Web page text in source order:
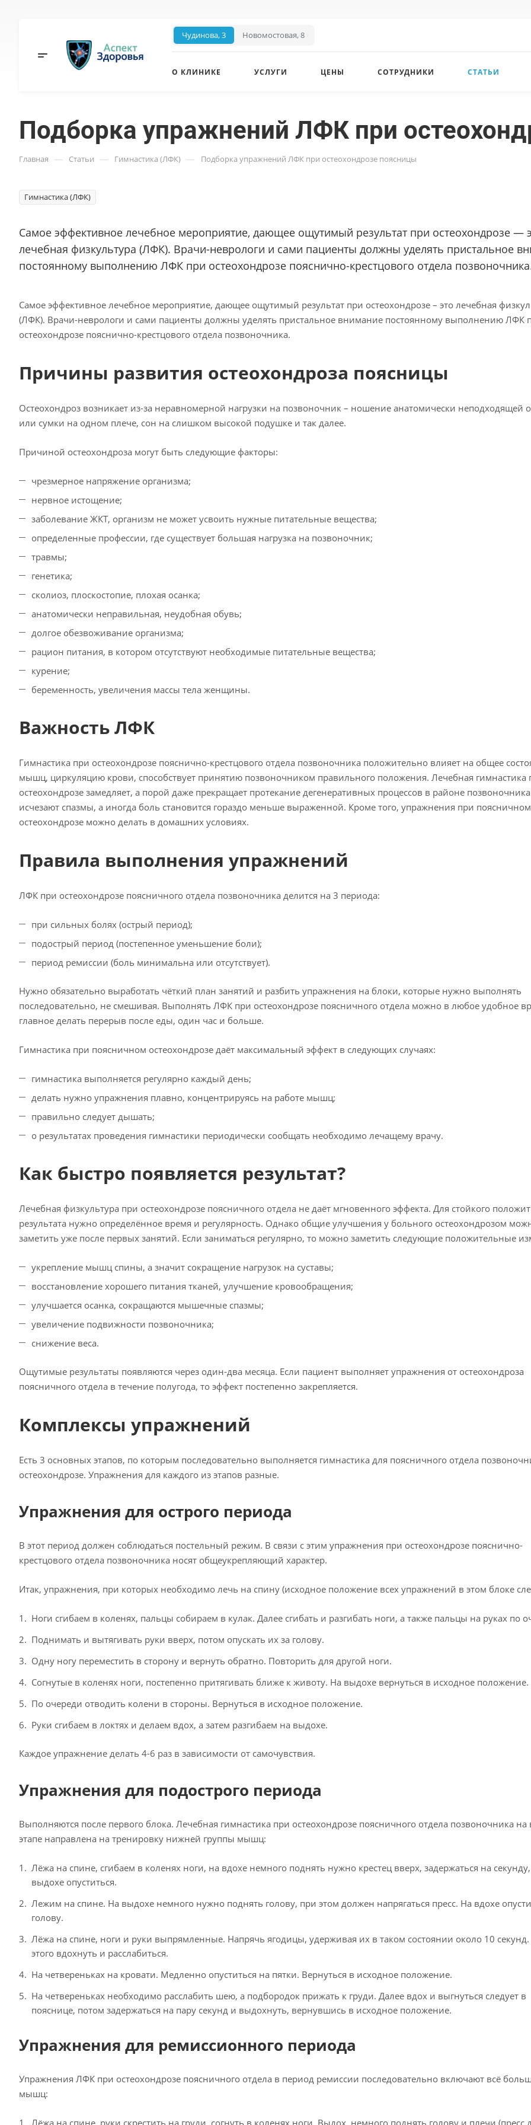
Чудинова, 3 Новомостовая, 8
О КЛИНИКЕ УСЛУГИ ЦЕНЫ СОТРУДНИКИ СТАТЬИ
Подборка упражнений ЛФК при
Главная — Статьи — Гимнастика (ЛФК) — Подборка упражнений ЛФК при остеохондрозе поясницы
Гимнастика (ЛФК)
Самое эффективное лечебное мероприятие, дающее ощутимый результат при остеохондрозе —
лечебная физкультура (ЛФК). Врачи-неврологи и сами пациенты должны уделять пристальное
постоянному выполнению ЛФК при остеохондрозе пояснично-крестцового отдела
Самое эффективное лечебное мероприятие, дающее ощутимый результат при остеохондрозе – это лечебная
(ЛФК). Врачи-неврологи и сами пациенты должны уделять пристальное внимание постоянному выполнению ЛФК
остеохондрозе пояснично-крестцового отдела позвоночника.
Причины развития остеохондроза поясницы
Остеохондроз возникает из-за неравномерной нагрузки на позвоночник – ношение анатомически неподходящей
или сумки на одном плече, сон на слишком высокой подушке и так далее.
Причиной остеохондроза могут быть следующие факторы:
чрезмерное напряжение организма;
нервное истощение;
заболевание ЖКТ, организм не может усвоить нужные питательные вещества;
определенные профессии, где существует большая нагрузка на позвоночник;
травмы;
генетика;
сколиоз, плоскостопие, плохая осанка;
анатомически неправильная, неудобная обувь;
долгое обезвоживание организма;
рацион питания, в котором отсутствуют необходимые питательные вещества;
курение;
беременность, увеличения массы тела женщины.
Важность ЛФК
Гимнастика при остеохондрозе пояснично-крестцового отдела позвоночника положительно влияет на общее
мышц, циркуляцию крови, способствует принятию позвоночником правильного положения. Лечебная гимнастика
остеохондрозе замедляет, а порой даже прекращает протекание дегенеративных процессов в районе
исчезают спазмы, а иногда боль становится гораздо меньше выраженной. Кроме того, упражнения при поясничном
остеохондрозе можно делать в домашних условиях.
Правила выполнения упражнений
ЛФК при остеохондрозе поясничного отдела позвоночника делится на 3 периода:
при сильных болях (острый период);
подострый период (постепенное уменьшение боли);
период ремиссии (боль минимальна или отсутствует).
Нужно обязательно выработать чёткий план занятий и разбить упражнения на блоки, которые нужно выполнять
последовательно, не смешивая. Выполнять ЛФК при остеохондрозе поясничного отдела можно в любое удобное
главное делать перерыв после еды, один час и больше.
Гимнастика при поясничном остеохондрозе даёт максимальный эффект в следующих случаях:
гимнастика выполняется регулярно каждый день;
делать нужно упражнения плавно, концентрируясь на работе мышц;
правильно следует дышать;
о результатах проведения гимнастики периодически сообщать необходимо лечащему врачу.
Как быстро появляется результат?
Лечебная физкультура при остеохондрозе поясничного отдела не даёт мгновенного эффекта. Для стойкого
результата нужно определённое время и регулярность. Однако общие улучшения у больного остеохондрозом
заметить уже после первых занятий. Если заниматься регулярно, то можно заметить следующие положительные
укрепление мышц спины, а значит сокращение нагрузок на суставы;
восстановление хорошего питания тканей, улучшение кровообращения;
улучшается осанка, сокращаются мышечные спазмы;
увеличение подвижности позвоночника;
снижение веса.
Ощутимые результаты появляются через один-два месяца. Если пациент выполняет упражнения от остеохондроза
поясничного отдела в течение полугода, то эффект постепенно закрепляется.
Комплексы упражнений
Есть 3 основных этапов, по которым последовательно выполняется гимнастика для поясничного отдела
остеохондрозе. Упражнения для каждого из этапов разные.
Упражнения для острого периода
В этот период должен соблюдаться постельный режим. В связи с этим упражнения при остеохондрозе пояснично-
крестцового отдела позвоночника носят общеукрепляющий характер.
Итак, упражнения, при которых необходимо лечь на спину (исходное положение всех упражнений в этом блоке
Ноги сгибаем в коленях, пальцы собираем в кулак. Далее сгибать и разгибать ноги, а также пальцы на руках по
Поднимать и вытягивать руки вверх, потом опускать их за голову.
Одну ногу переместить в сторону и вернуть обратно. Повторить для другой ноги.
Согнутые в коленях ноги, постепенно притягивать ближе к животу. На выдохе вернуться в исходное положение.
По очереди отводить колени в стороны. Вернуться в исходное положение.
Руки сгибаем в локтях и делаем вдох, а затем разгибаем на выдохе.
Каждое упражнение делать 4-6 раз в зависимости от самочувствия.
Упражнения для подострого периода
Выполняются после первого блока. Лечебная гимнастика при остеохондрозе поясничного отдела позвоночника на
этапе направлена на тренировку нижней группы мышц:
Лёжа на спине, сгибаем в коленях ноги, на вдохе немного поднять нужно крестец вверх, задержаться на
выдохе опуститься.
Лежим на спине. На выдохе немного нужно поднять голову, при этом должен напрягаться пресс. На вдохе
голову.
Лёжа на спине, ноги и руки выпрямленные. Напрячь ягодицы, удерживая их в таком состоянии около 10
этого вдохнуть и расслабиться.
На четвереньках на кровати. Медленно опуститься на пятки. Вернуться в исходное положение.
На четвереньках необходимо расслабить шею, а подбородок прижать к груди. Далее вдох и выгнуться следует в
пояснице, потом задержаться на пару секунд и выдохнуть, вернувшись в исходное положение.
Упражнения для ремиссионного периода
Упражнения ЛФК при остеохондрозе поясничного отдела в период ремиссии последовательно включают всё
мышц:
Лёжа на спине, руки скрестить на груди, согнуть в коленях ноги. Выдох, немного поднять голову и плечи (пресс